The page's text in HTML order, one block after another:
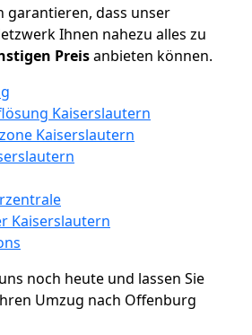
garantieren, dass unser
Ihnen nahezu alles zu
Preisanbieten können.
Kaiserslautern
Kaiserslautern
Kaiserslautern
noch heute und lassen Sie
Umzug nach Offenburg